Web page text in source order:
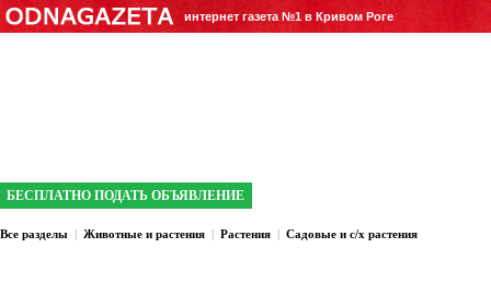
интернет газета №1 в Кривом Роге
БЕСПЛАТНО ПОДАТЬ ОБЪЯВЛЕНИЕ
Все разделы | Животные и растения | Растения | Садовые и с/х растения